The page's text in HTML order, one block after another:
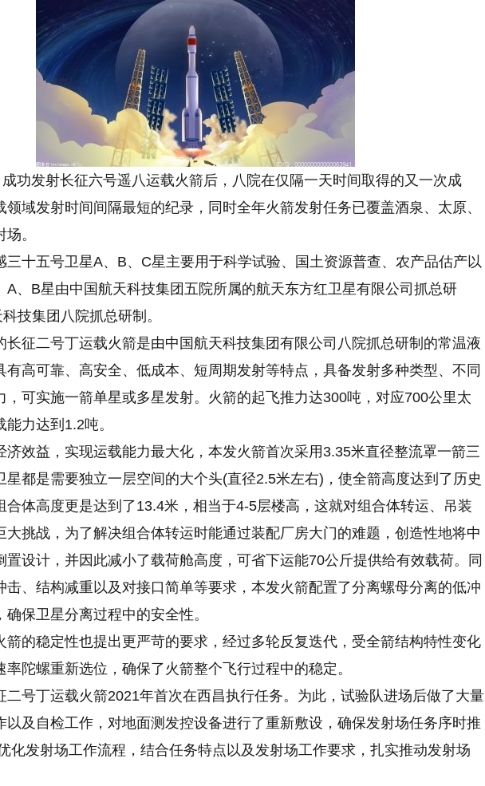
功发射长征六号遥八运载火箭后，八院在仅隔一天时间取得的又一次成
域发射时间间隔最短的纪录，同时全年火箭发射任务已覆盖酒泉、太原、
。
三十五号卫星A、B、C星主要用于科学试验、国土资源普查、农产品估产以
A、B星由中国航天科技集团五院所属的航天东方红卫星有限公司抓总研
技集团八院抓总研制。
长征二号丁运载火箭是由中国航天科技集团有限公司八院抓总研制的常温液
有高可靠、高安全、低成本、短周期发射等特点，具备发射多种类型、不同
，可实施一箭单星或多星发射。火箭的起飞推力达300吨，对应700公里太
力达到1.2吨。
济效益，实现运载能力最大化，本发火箭首次采用3.35米直径整流罩一箭三
星都是需要独立一层空间的大个头(直径2.5米左右)，使全箭高度达到了历史
合体高度更是达到了13.4米，相当于4-5层楼高，这就对组合体转运、吊装
大挑战，为了解决组合体转运时能通过装配厂房大门 的难题，创造性地将中
置设计，并因此减小了载荷舱高度，可省下运能70公斤提供给有效载荷。同
击、结构减重以及对接口简单等要求，本发火箭配置了分离螺母分离的低冲
保卫星分离过程中的安全性。
箭的稳定性也提出更严苛的要求，经过多轮反复迭代，受全箭结构特性变化
陀螺重新选位，确保了火箭整个飞行过程中的稳定。
二号丁运载火箭2021年首次在西昌执行任务。为此，试验队进场后做了大量
以及自检工作，对地面测发控设备进行了重新敷设，确保发射场任务序时推
化发射场工作流程，结合任务特点以及发射场工作要求，扎实推动发射场